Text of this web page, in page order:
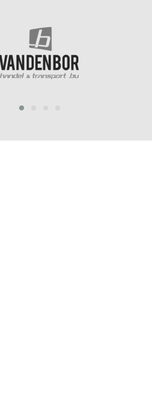
prev